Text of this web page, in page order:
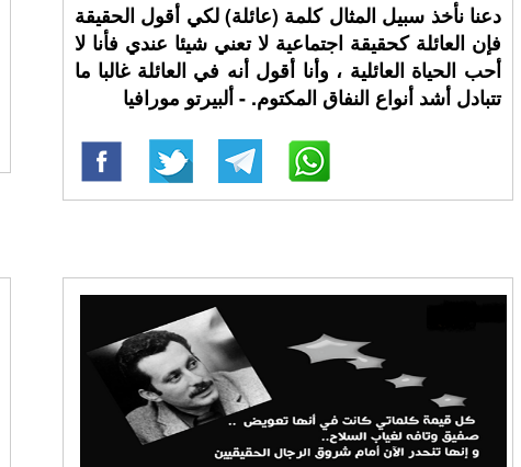
دعنا نأخذ سبيل المثال كلمة (عائلة) لكي أقول الحقيقة
فإن العائلة كحقيقة اجتماعية لا تعني شيئا عندي فأنا لا
أحب الحياة العائلية ، وأنا أقول أنه في العائلة غالبا ما
تتبادل أشد أنواع النفاق المكتوم. - ألبيرتو مورافيا